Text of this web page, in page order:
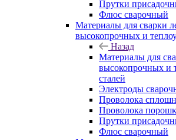
Прутки
Флюс сварочный
Материалы для сварки
высокопрочных и
Назад
Материалы для
высокопрочных и
сталей
Электроды
Проволока
Проволока
Прутки
Флюс сварочный